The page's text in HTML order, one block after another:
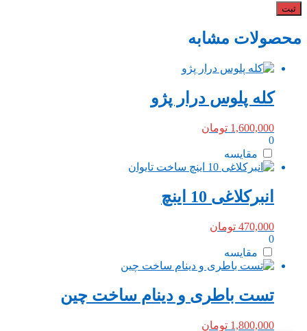
محصولات مشابه
کله پلوس درار پژو
1,600,000 تومان
0
مقایسه
انبرکلاغی 10 اینچ
470,000 تومان
0
مقایسه
تست باطری و دینام ساخت چین
1,800,000 تومان